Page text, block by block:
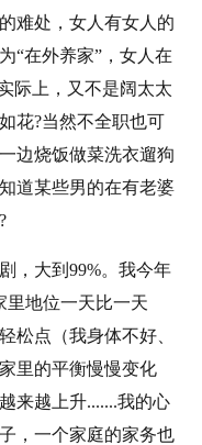
难处，女人有女人的
“在外养家”，女人在
际上，又不是阔太太
花?当然不全职也可
边烧饭做菜洗衣遛狗
道某些男的在有老婆
，大到99%。我今年
里地位一天比一天
松点（我身体不好、
里的平衡慢慢变化
来越上升.......我的心
，一个家庭的家务也